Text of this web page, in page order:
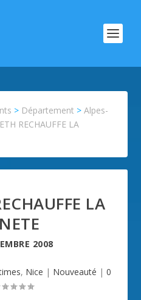
> Département >Alpes-
RECHAUFFE LA
LA
2008
, Nice | Nouveauté | 0